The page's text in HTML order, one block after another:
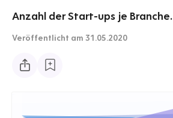
Anzahl der Start-ups je Branche.
Veröffentlicht am 31.05.2020